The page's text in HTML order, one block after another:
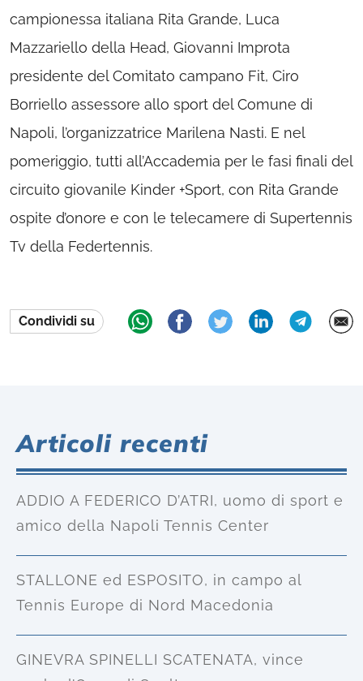
campionessa italiana Rita Grande, Luca
Mazzariello della Head, Giovanni Improta
presidente del Comitato campano Fit, Ciro
Borriello assessore allo sport del Comune di
Napoli, l’organizzatrice Marilena Nasti. E nel
pomeriggio, tutti all’Accademia per le fasi finali del
circuito giovanile Kinder +Sport, con Rita Grande
ospite d’onore e con le telecamere di Supertennis
Tv della Federtennis.
Condividi su
Articoli recenti
ADDIO A FEDERICO D’ATRI, uomo di sport e
amico della Napoli Tennis Center
STALLONE ed ESPOSITO, in campo al
Tennis Europe di Nord Macedonia
GINEVRA SPINELLI SCATENATA, vince